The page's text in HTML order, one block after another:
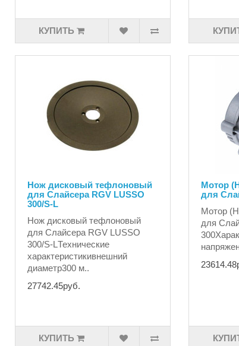
КУПИТЬ
Нож дисковый тефлоновый
для Слайсера RGV LUSSO
300/S-L
Нож дисковый тефлоновый
для Слайсера RGV LUSSO
300/S-LТехнические
характеристикивнешний
диаметр300 м..
27742.45руб.
КУПИТЬ
Мотор
для
Мотор
для